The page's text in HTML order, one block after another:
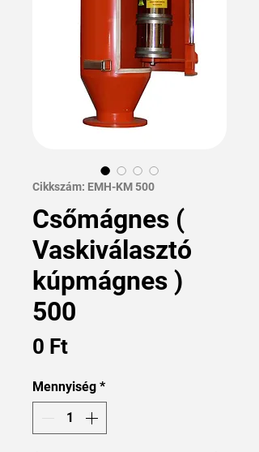
Cikkszám: EMH-KM 500
Csőmágnes (
Vaskiválasztó
kúpmágnes )
500
0 FtÁr
Mennyiség *